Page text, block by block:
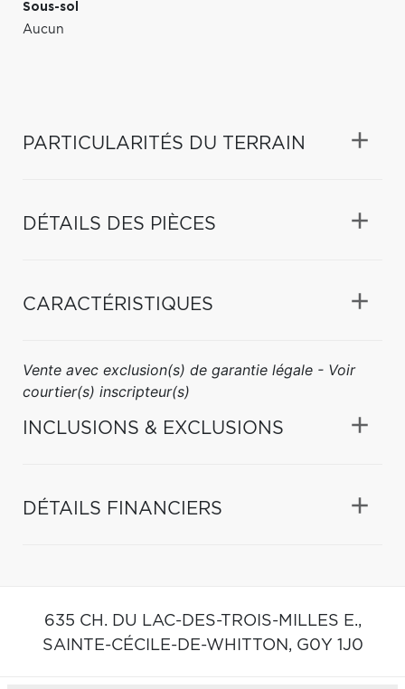
Sous-sol
Aucun
PARTICULARITÉS DU TERRAIN
DÉTAILS DES PIÈCES
CARACTÉRISTIQUES
Vente avec exclusion(s) de garantie légale - Voir
courtier(s) inscripteur(s)
INCLUSIONS & EXCLUSIONS
DÉTAILS FINANCIERS
635 CH. DU LAC-DES-TROIS-MILLES E.,
SAINTE-CÉCILE-DE-WHITTON, G0Y 1J0